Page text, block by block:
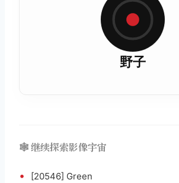
野子
🕸️ 继续探索影像宇宙
• [20546] Green